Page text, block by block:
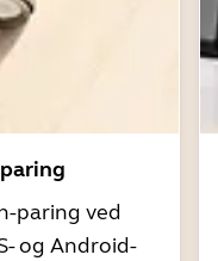
paring ved
og Android-